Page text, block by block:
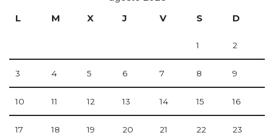
L
M X J V S D
1 2
3 4 5 6 7 8 9
10 11 12 13 14 15 16
17 18 19 20 21 22 23